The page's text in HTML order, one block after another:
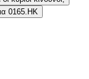
0165.HK